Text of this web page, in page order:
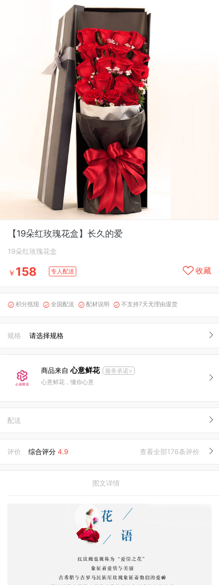
【19朵红玫瑰花盒】长久的爱
19朵红玫瑰花盒
￥ 158 专人配送 收藏
 积分抵现  全国配送  配材说明  不支持7天无理由退货
规格 请选择规格
商品来自心意鲜花
服务承诺>
心意鲜花，懂你心意
配送
评价 综合评分 4.9 查看全部176条评价
图文详情